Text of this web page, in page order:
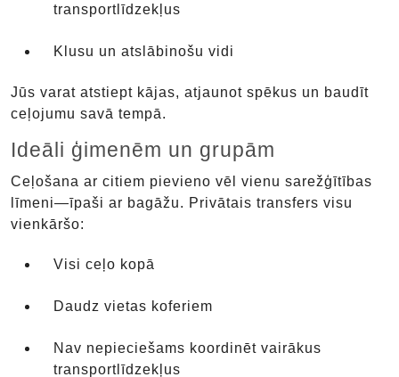
transportlīdzekļus
Klusu un atslābinošu vidi
Jūs varat atstiept kājas, atjaunot spēkus un baudīt
ceļojumu savā tempā.
Ideāli ģimenēm un grupām
Ceļošana ar citiem pievieno vēl vienu sarežģītības
līmeni—īpaši ar bagāžu. Privātais transfers visu
vienkāršo:
Visi ceļo kopā
Daudz vietas koferiem
Nav nepieciešams koordinēt vairākus
transportlīdzekļus